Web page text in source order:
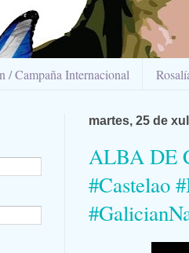
/ Campaña Internacional
martes, 25 de
ALBA DE
#Castelao